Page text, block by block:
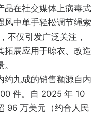
品在社交媒体上病毒式
风中单手轻松调节绳索
不仅引发广泛关注，
拓展应用于晾衣、改造
约九成的销售额源自内
件。自 2025 年 10
96 万美元（约合人民